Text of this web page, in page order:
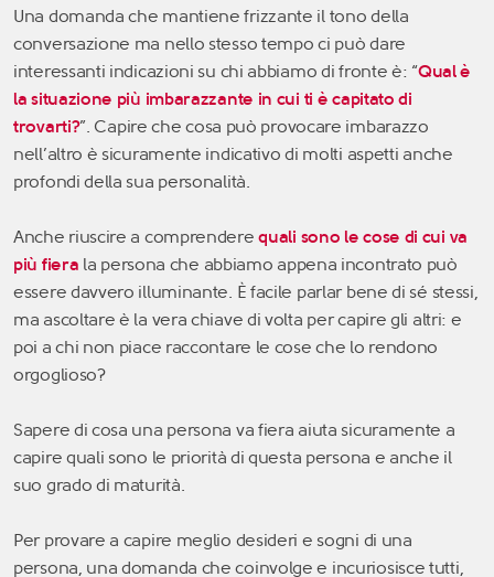
Una domanda che mantiene frizzante il tono della
conversazione ma nello stesso tempo ci può dare
interessanti indicazioni su chi abbiamo di fronte è: “Qual è
la situazione più imbarazzante in cui ti è capitato di
trovarti?”. Capire che cosa può provocare imbarazzo
nell’altro è sicuramente indicativo di molti aspetti anche
profondi della sua personalità.
Anche riuscire a comprenderequali sono le cose di cui va
più fiera la persona che abbiamo appena incontrato può
essere davvero illuminante. È facile parlar bene di sé stessi,
ma ascoltare è la vera chiave di volta per capire gli altri: e
poi a chi non piace raccontare le cose che lo rendono
orgoglioso?
Sapere di cosa una persona va fiera aiuta sicuramente a
capire quali sono le priorità di questa persona e anche il
suo grado di maturità.
Per provare a capire meglio desideri e sogni di una
persona, una domanda che coinvolge e incuriosisce tutti,